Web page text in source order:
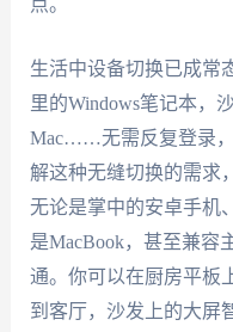
生活中设备切换已成常
里的Windows笔记本，
Mac……无需反复登录，
解这种无缝切换的需
无论是掌中的安卓手机
是MacBook，甚至兼容
通。你可以在厨房平板
到客厅，沙发上的大屏